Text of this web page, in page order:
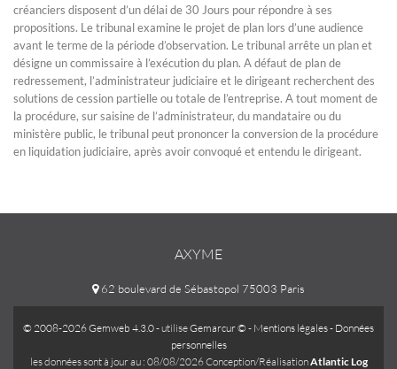
créanciers disposent d’un délai de 30 Jours pour répondre à ses
propositions. Le tribunal examine le projet de plan lors d’une audience
avant le terme de la période d’observation. Le tribunal arrête un plan et
désigne un commissaire à l’exécution du plan. A défaut de plan de
redressement, l’administrateur judiciaire et le dirigeant recherchent des
solutions de cession partielle ou totale de l’entreprise. A tout moment de
la procédure, sur saisine de l’administrateur, du mandataire ou du
ministère public, le tribunal peut prononcer la conversion de la procédure
en liquidation judiciaire, après avoir convoqué et entendu le dirigeant.
AXYME
62 boulevard de Sébastopol 75003 Paris
© 2008-2026 Gemweb 4.3.0- utiliseGemarcur © - Mentions légales- Données
personnelles
les données sont à jour au : 08/08/2026 Conception/RéalisationAtlantic Log